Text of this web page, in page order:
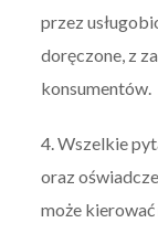
przez
doręczone, z
konsumentów.
4. Wszelkie
oraz
może